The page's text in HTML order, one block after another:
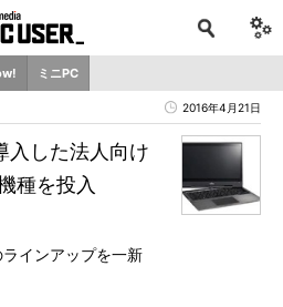
ミニPC
2016年4月21日
入した法人向け
種を投入
インアップを一新